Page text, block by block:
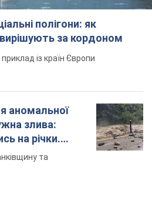
полігони: як
за кордоном
із країн Європи
аномальної
злива:
на річки.
та